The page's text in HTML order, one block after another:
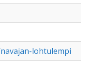
lohtulempi